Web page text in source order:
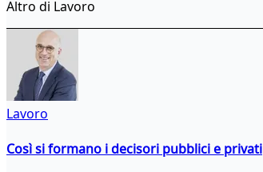
Altro di Lavoro
Lavoro
Così si formano i decisori pubblici e privati